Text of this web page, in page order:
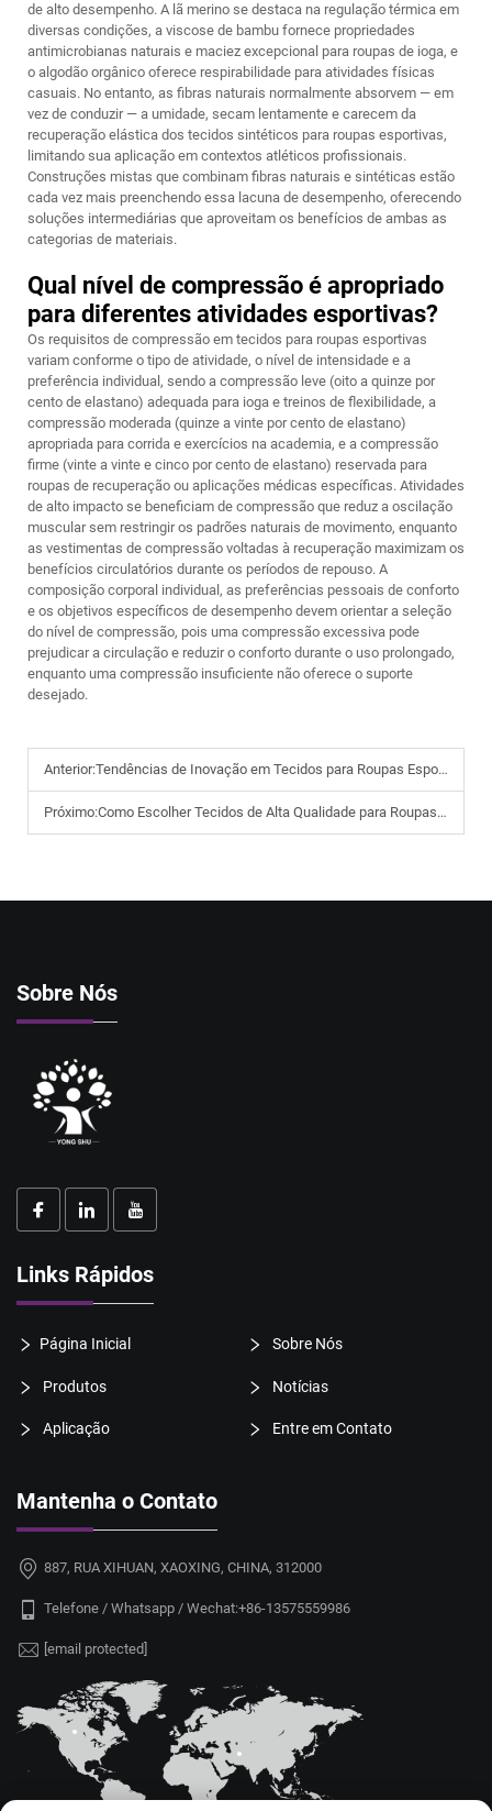
de alto desempenho. A lã merino se destaca na regulação térmica em
diversas condições, a viscose de bambu fornece propriedades
antimicrobianas naturais e maciez excepcional para roupas de ioga, e
o algodão orgânico oferece respirabilidade para atividades físicas
casuais. No entanto, as fibras naturais normalmente absorvem — em
vez de conduzir — a umidade, secam lentamente e carecem da
recuperação elástica dos tecidos sintéticos para roupas esportivas,
limitando sua aplicação em contextos atléticos profissionais.
Construções mistas que combinam fibras naturais e sintéticas estão
cada vez mais preenchendo essa lacuna de desempenho, oferecendo
soluções intermediárias que aproveitam os benefícios de ambas as
categorias de materiais.
Qual nível de compressão é apropriado
para diferentes atividades esportivas?
Os requisitos de compressão em tecidos para roupas esportivas
variam conforme o tipo de atividade, o nível de intensidade e a
preferência individual, sendo a compressão leve (oito a quinze por
cento de elastano) adequada para ioga e treinos de flexibilidade, a
compressão moderada (quinze a vinte por cento de elastano)
apropriada para corrida e exercícios na academia, e a compressão
firme (vinte a vinte e cinco por cento de elastano) reservada para
roupas de recuperação ou aplicações médicas específicas. Atividades
de alto impacto se beneficiam de compressão que reduz a oscilação
muscular sem restringir os padrões naturais de movimento, enquanto
as vestimentas de compressão voltadas à recuperação maximizam os
benefícios circulatórios durante os períodos de repouso. A
composição corporal individual, as preferências pessoais de conforto
e os objetivos específicos de desempenho devem orientar a seleção
do nível de compressão, pois uma compressão excessiva pode
prejudicar a circulação e reduzir o conforto durante o uso prolongado,
enquanto uma compressão insuficiente não oferece o suporte
desejado.
Anterior:Tendências de Inovação em Tecidos para Roupas Esportivas em 2025
Próximo:Como Escolher Tecidos de Alta Qualidade para Roupas Esportivas em Marcas
Sobre Nós
Links Rápidos
Página Inicial Sobre Nós
Produtos Notícias
Aplicação Entre em Contato
Mantenha o Contato
887, RUA XIHUAN, XAOXING, CHINA, 312000
Telefone / Whatsapp / Wechat:+86-13575559986
[email protected]